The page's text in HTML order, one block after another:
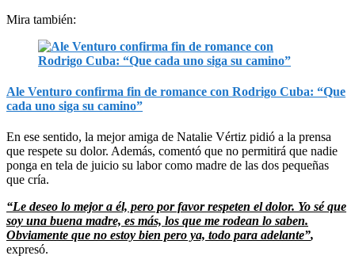
Mira también:
Ale Venturo confirma fin de romance con Rodrigo Cuba: “Que
cada uno siga su camino”
En ese sentido, la mejor amiga de Natalie Vértiz pidió a la prensa
que respete su dolor. Además, comentó que no permitirá que nadie
ponga en tela de juicio su labor como madre de las dos pequeñas
que cría.
“Le deseo lo mejor a él, pero por favor respeten el dolor. Yo sé que
soy una buena madre, es más, los que me rodean lo saben.
Obviamente que no estoy bien pero ya, todo para adelante”,
expresó.